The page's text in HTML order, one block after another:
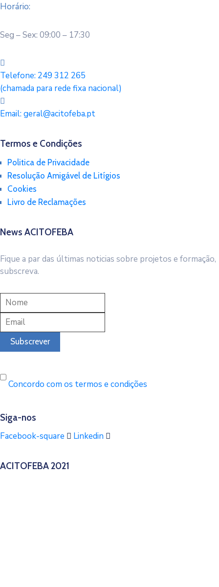
Horário:
Seg – Sex: 09:00 – 17:30
Telefone: 249 312 265
(chamada para rede fixa nacional)
Email:geral@acitofeba.pt
Termos e Condições
Politica de Privacidade
Resolução Amigável de Litígios
Cookies
Livro de Reclamações
News ACITOFEBA
Fique a par das últimas noticias sobre projetos e formação,
subscreva.
Concordo com os termos e condições
Siga-nos
Facebook-square
Linkedin
ACITOFEBA 2021